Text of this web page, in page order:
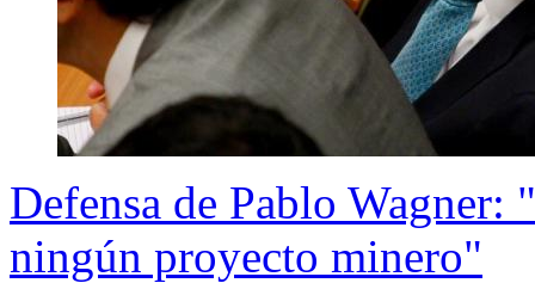
Defensa de Pablo
ningún proyecto minero"